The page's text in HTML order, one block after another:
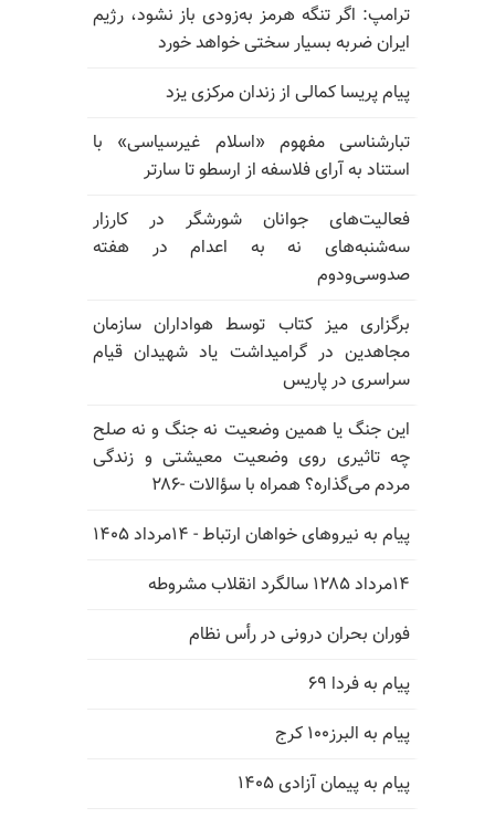
ترامپ: اگر تنگه هرمز به‌زودی باز نشود، رژیم
ایران ضربه بسیار سختی خواهد خورد
پیام پریسا کمالی از زندان مرکزی یزد
تبارشناسی مفهوم «اسلام غیرسیاسی» با
استناد به آرای فلاسفه از ارسطو تا سارتر
فعالیت‌های جوانان شورشگر در کارزار
سه‌شنبه‌های نه به اعدام در هفته
صدوسی‌و‌دوم
برگزاری میز کتاب توسط هواداران سازمان
مجاهدین در گرامیداشت یاد شهیدان قیام
سراسری در پاریس
این جنگ یا همین وضعیت نه جنگ و نه صلح
چه تاثیری روی وضعیت معیشتی و زندگی
مردم می‌گذاره؟ همراه با سؤالات -۲۸۶
پیام به نیروهای خواهان ارتباط - ۱۴مرداد ۱۴۰۵
۱۴مرداد ۱۲۸۵ سالگرد انقلاب مشروطه
فوران بحران درونی در رأس نظام
پیام به فردا ۶۹
پیام به البرز۱۰۰ کرج
پیام به پیمان آزادی ۱۴۰۵